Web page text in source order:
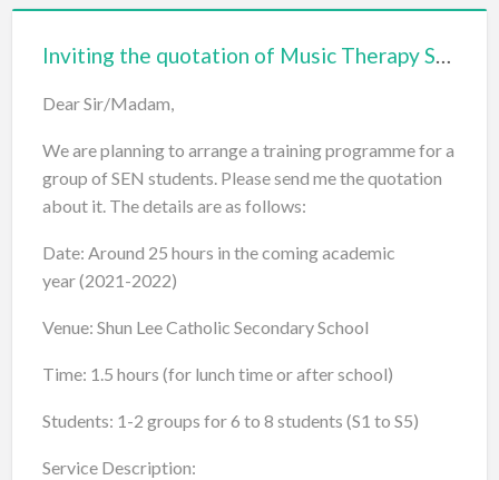
Inviting the quotation of Music Therapy Services (2021-2022)
Dear Sir/Madam,
We are planning to arrange a training programme for a
group of SEN students. Please send me the quotation
about it. The details are as follows:
Date: Around 25 hours in the coming academic
year (2021-2022)
Venue: Shun Lee Catholic Secondary School
Time: 1.5 hours (for lunch time or after school)
Students: 1-2 groups for 6 to 8 students (S1 to S5)
Service Description: